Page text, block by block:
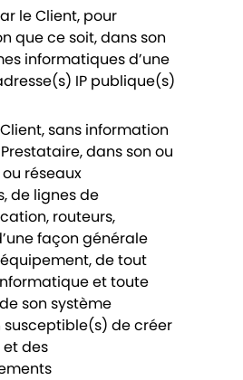
le Client, pour
que ce soit, dans son
informatiques d’une
IP publique(s)
sans information
dans son ou
réseaux
de lignes de
routeurs,
façon générale
de tout
et toute
son système
susceptible(s) de créer
des